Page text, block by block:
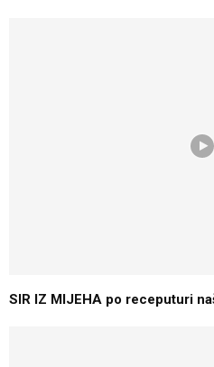
SIR IZ MIJEHA po receputuri